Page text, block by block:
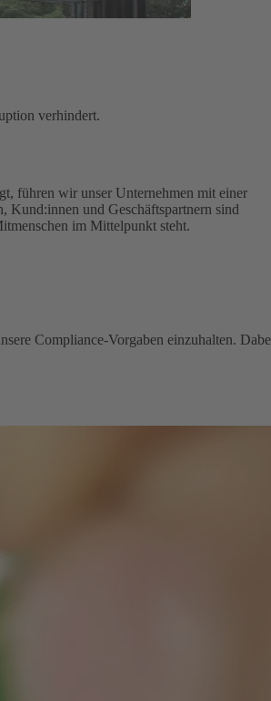
verhindert.
führen wir unser Unternehmen mit einer
Kund:innen und Geschäftspartnern sind
im Mittelpunkt steht.
Compliance-Vorgaben einzuhalten.